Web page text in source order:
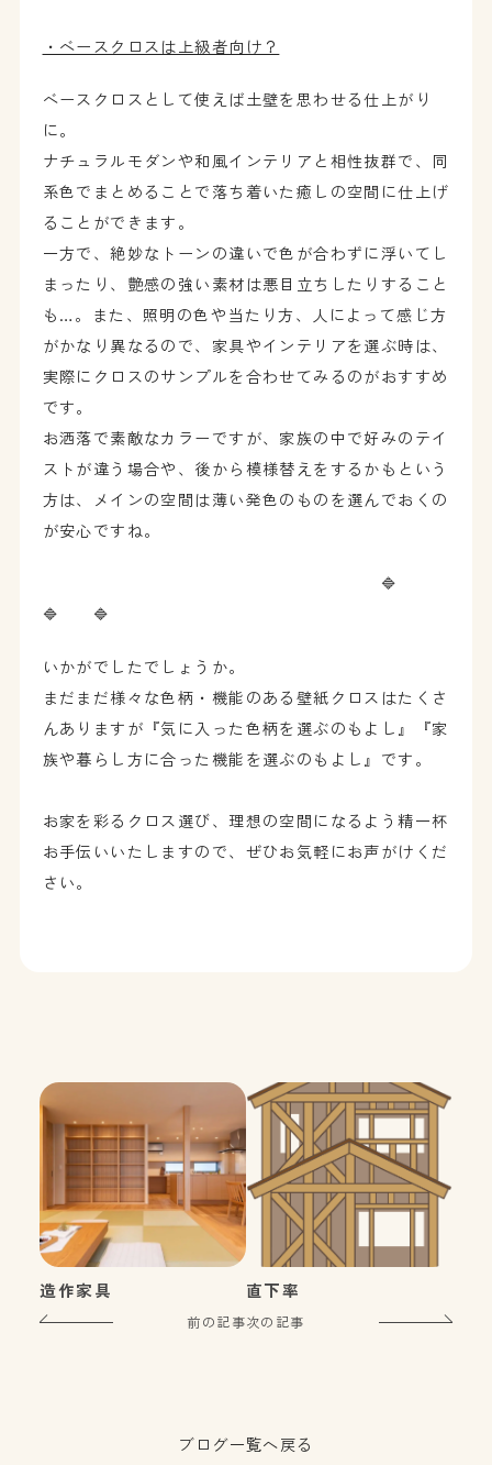
・ベースクロスは上級者向け？
ベースクロスとして使えば土壁を思わせる仕上がり
に。
ナチュラルモダンや和風インテリアと相性抜群で、同
系色でまとめることで落ち着いた癒しの空間に仕上げ
ることができます。
一方で、絶妙なトーンの違いで色が合わずに浮いてし
まったり、艶感の強い素材は悪目立ちしたりすること
も…。また、照明の色や当たり方、人によって感じ方
がかなり異なるので、家具やインテリアを選ぶ時は、
実際にクロスのサンプルを合わせてみるのがおすすめ
です。
お洒落で素敵なカラーですが、家族の中で好みのテイ
ストが違う場合や、後から模様替えをするかもという
方は、メインの空間は薄い発色のものを選んでおくの
が安心ですね。
🔷
🔷 🔷
いかがでしたでしょうか。
まだまだ様々な色柄・機能のある壁紙クロスはたくさ
んありますが『気に入った色柄を選ぶのもよし』『家
族や暮らし方に合った機能を選ぶのもよし』です。
お家を彩るクロス選び、理想の空間になるよう精一杯
お手伝いいたしますので、ぜひお気軽にお声がけくだ
さい。
造作家具
前の記事
直下率
次の記事
ブログ一覧へ戻る